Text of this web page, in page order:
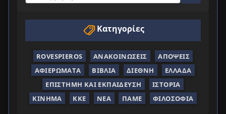
Κατηγορίες
ROVESPIEROS ΑΝΑΚΟΙΝΏΣΕΙΣ
ΑΠΌΨΕΙΣ
ΑΦΙΕΡΏΜΑΤΑ
ΒΙΒΛΊΑ ΔΙΕΘΝΉ
ΕΛΛΆΔΑ
ΕΠΙΣΤΉΜΗ ΚΑΙ ΕΚΠΑΊΔΕΥΣΗ
ΙΣΤΟΡΊΑ
ΚΊΝΗΜΑ
ΚΚΕ ΝΈΑ ΠΑΜΕ ΦΙΛΟΣΟΦΊΑ